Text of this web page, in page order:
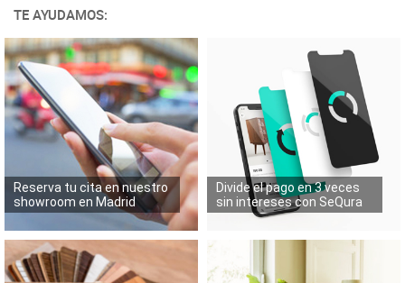
TE AYUDAMOS:
Reserva tu cita en nuestro
showroom en Madrid
Divide el pago en 3 veces
sin intereses con SeQura